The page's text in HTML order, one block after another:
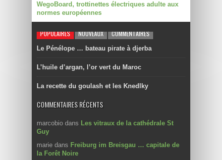
WegoBoard, trottinettes électriques adulte aux
normes européennes
POPULAIRES NOUVEAUX COMMENTAIRES
Le Pénélope … bateau pirate à djerba
L’huile d’argan, l’or vert du Maroc
La recette du goulash et les Knedlky
COMMENTAIRES RÉCENTS
marcobio dans Les vitraux de la cathédrale St
Guy
marie dans Freiburg im Breisgau … capitale de
la Forêt Noire